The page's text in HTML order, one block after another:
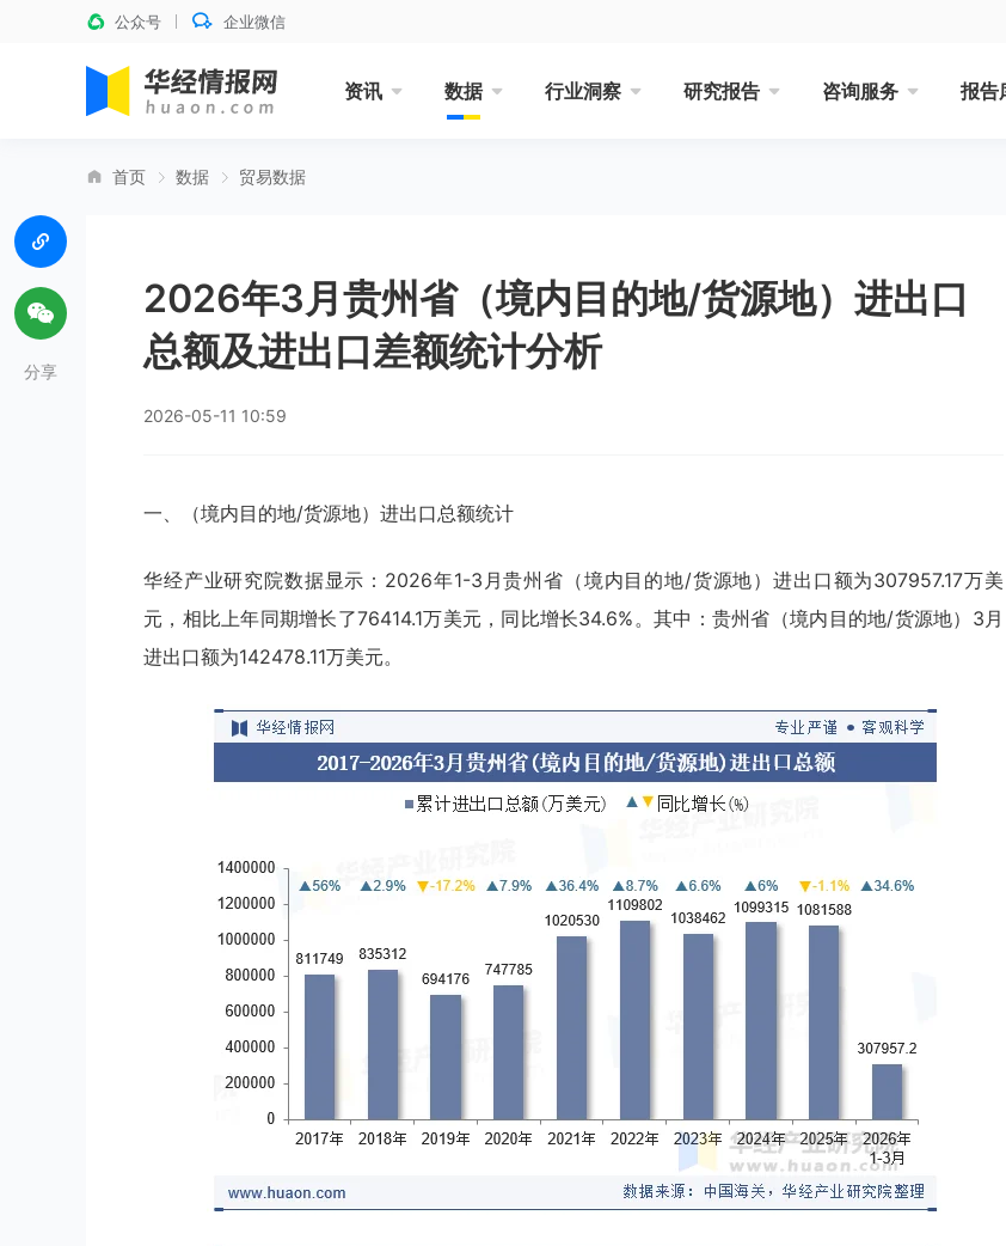
公众号 企业微信
资讯 数据 行业洞察 研究报告 咨询服务 报告
首页 数据 贸易数据
2026年3月贵州省（境内目的地/货源地）进出口
总额及进出口差额统计分析
2026-05-11 10:59
一、（境内目的地/货源地）进出口总额统计
华经产业研究院数据显示：2026年1-3月贵州省（境内目的地/货源地）进出口额为307957.17万美
元，相比上年同期增长了76414.1万美元，同比增长34.6%。其中：贵州省（境内目的地/货源地）3月
进出口额为142478.11万美元。
分享